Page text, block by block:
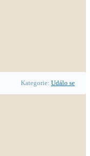
Kategorie: Událo se